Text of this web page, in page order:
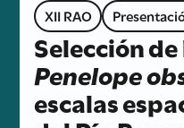
XII RAO
Selección
Penelope
escalas